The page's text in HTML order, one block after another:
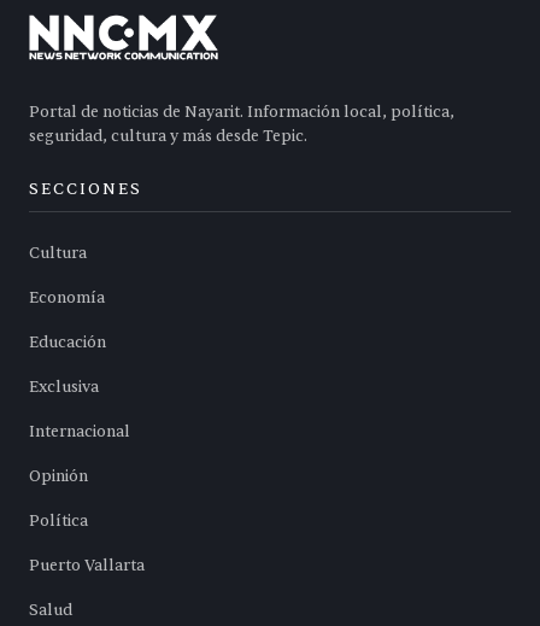
Portal de noticias de Nayarit. Información local, política,
seguridad, cultura y más desde Tepic.
SECCIONES
Cultura
Economía
Educación
Exclusiva
Internacional
Opinión
Política
Puerto Vallarta
Salud